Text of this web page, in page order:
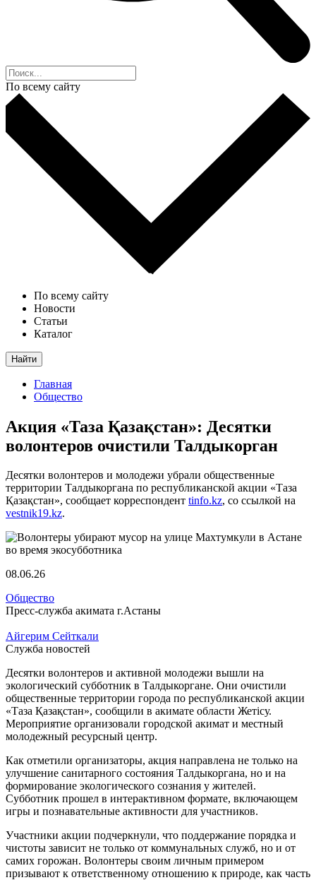
По всему сайту
По всему сайту
Новости
Статьи
Каталог
Найти
Главная
Общество
Акция «Таза Қазақстан»: Десятки
волонтеров очистили Талдыкорган
Десятки волонтеров и молодежи убрали общественные
территории Талдыкоргана по республиканской акции «Таза
Қазақстан», сообщает корреспондент tinfo.kz, со ссылкой на
vestnik19.kz.
08.06.26
Общество
Пресс-служба акимата г.Астаны
Айгерим Сейткали
Служба новостей
Десятки волонтеров и активной молодежи вышли на
экологический субботник в Талдыкоргане. Они очистили
общественные территории города по республиканской акции
«Таза Қазақстан», сообщили в акимате области Жетісу.
Мероприятие организовали городской акимат и местный
молодежный ресурсный центр.
Как отметили организаторы, акция направлена не только на
улучшение санитарного состояния Талдыкоргана, но и на
формирование экологического сознания у жителей.
Субботник прошел в интерактивном формате, включающем
игры и познавательные активности для участников.
Участники акции подчеркнули, что поддержание порядка и
чистоты зависит не только от коммунальных служб, но и от
самих горожан. Волонтеры своим личным примером
призывают к ответственному отношению к природе, как часть